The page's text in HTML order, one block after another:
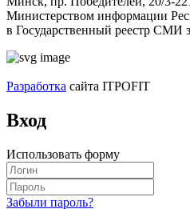
Министерством информации
в Государственный реестр СМИ
Разработка сайта ITPOFIT
Вход
Использовать форму
Забыли пароль?